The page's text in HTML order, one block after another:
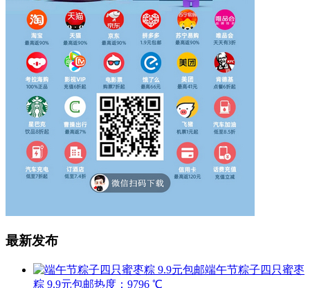
最新发布
端午节粽子四只蜜枣
粽 9.9元包邮热度：9796 ℃